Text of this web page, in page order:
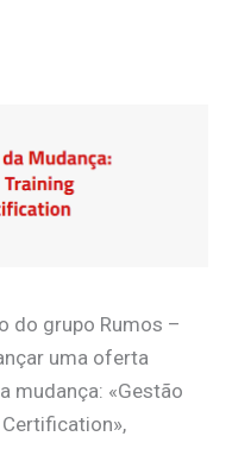
do grupo Rumos –
uma oferta
mudança: «Gestão
Certification»,